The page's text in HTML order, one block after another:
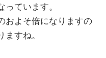
ています。
およそ倍になりますの
すね。